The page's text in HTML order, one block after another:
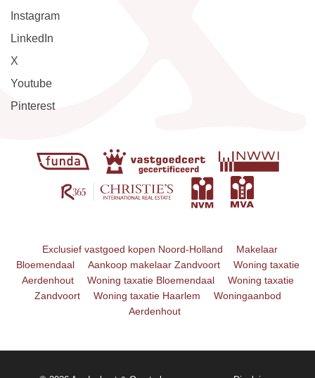
Instagram
LinkedIn
X
Youtube
Pinterest
Exclusief vastgoed kopen Noord-Holland
Makelaar
Bloemendaal
Aankoop makelaar Zandvoort
Woning taxatie
Aerdenhout
Woning taxatie Bloemendaal
Woning taxatie
Zandvoort
Woning taxatie Haarlem
Woningaanbod
Aerdenhout